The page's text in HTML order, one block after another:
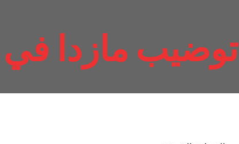
توضيب مازدا في